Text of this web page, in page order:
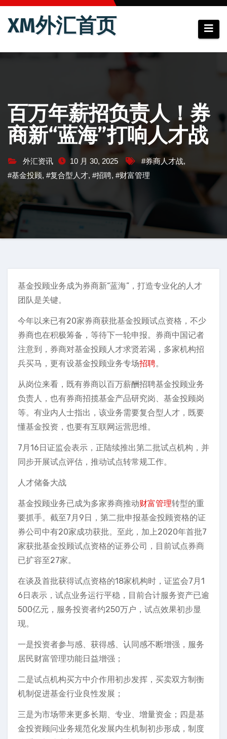
跳
XM外汇首页
百万年薪招负责人！券
商新“蓝海”打响人才战
外汇资讯 10 月 30, 2025 #券商人才战,
#基金投顾, #复合型人才, #招聘, #财富管理
基金投顾业务成为券商新“蓝海”，打造专业化的人才
团队是关键。
今年以来已有20家券商获批基金投顾试点资格，不少
券商也在积极筹备，等待下一轮申报。券商中国记者
注意到，券商对基金投顾人才求贤若渴，多家机构招
兵买马，更有设基金投顾业务专场招聘。
从岗位来看，既有券商以百万薪酬招聘基金投顾业务
负责人，也有券商招揽基金产品研究岗、基金投顾岗
等。有业内人士指出，该业务需要复合型人才，既要
懂基金投资，也要有互联网运营思维。
7月16日证监会表示，正陆续推出第二批试点机构，并
同步开展试点评估，推动试点转常规工作。
人才储备大战
基金投顾业务已成为多家券商推动财富管理转型的重
要抓手。截至7月9日，第二批申报基金投顾资格的证
券公司中有20家成功获批。至此，加上2020年首批7
家获批基金投顾试点资格的证券公司，目前试点券商
已扩容至27家。
在谈及首批获得试点资格的18家机构时，证监会7月1
6日表示，试点业务运行平稳，目前合计服务资产已逾
500亿元，服务投资者约250万户，试点效果初步显
现。
一是投资者参与感、获得感、认同感不断增强，服务
居民财富管理功能日益增强；
二是试点机构买方中介作用初步发挥，买卖双方制衡
机制促进基金行业良性发展；
三是为市场带来更多长期、专业、增量资金；四是基
金投资顾问业务规范化发展内生机制初步形成，制度